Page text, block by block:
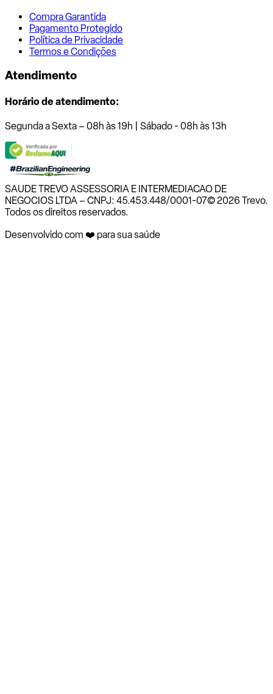
Compra Garantida
Pagamento Protegido
Política de Privacidade
Termos e Condições
Atendimento
Horário de atendimento:
Segunda a Sexta – 08h às 19h | Sábado - 08h às 13h
SAUDE TREVO ASSESSORIA E INTERMEDIACAO DE
NEGOCIOS LTDA – CNPJ: 45.453.448/0001-07© 2026 Trevo.
Todos os direitos reservados.
Desenvolvido com ❤️ para sua saúde